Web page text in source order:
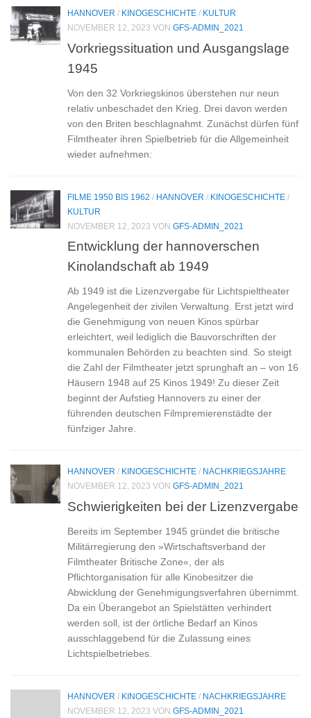
HANNOVER / KINOGESCHICHTE / KULTUR
NOVEMBER 12, 2023 VON GFS-ADMIN_2021
Vorkriegssituation und Ausgangslage
1945
Von den 32 Vorkriegskinos überstehen nur neun
relativ unbeschadet den Krieg. Drei davon werden
von den Briten beschlagnahmt. Zunächst dürfen fünf
Filmtheater ihren Spielbetrieb für die Allgemeinheit
wieder aufnehmen:
FILME 1950 BIS 1962 / HANNOVER / KINOGESCHICHTE /
KULTUR
NOVEMBER 12, 2023 VON GFS-ADMIN_2021
Entwicklung der hannoverschen
Kinolandschaft ab 1949
Ab 1949 ist die Lizenzvergabe für Lichtspieltheater
Angelegenheit der zivilen Verwaltung. Erst jetzt wird
die Genehmigung von neuen Kinos spürbar
erleichtert, weil lediglich die Bauvorschriften der
kommunalen Behörden zu beachten sind. So steigt
die Zahl der Filmtheater jetzt sprunghaft an – von 16
Häusern 1948 auf 25 Kinos 1949! Zu dieser Zeit
beginnt der Aufstieg Hannovers zu einer der
führenden deutschen Filmpremierenstädte der
fünfziger Jahre.
HANNOVER / KINOGESCHICHTE / NACHKRIEGSJAHRE
NOVEMBER 12, 2023 VON GFS-ADMIN_2021
Schwierigkeiten bei der Lizenzvergabe
Bereits im September 1945 gründet die britische
Militärregierung den »Wirtschaftsverband der
Filmtheater Britische Zone«, der als
Pflichtorganisation für alle Kinobesitzer die
Abwicklung der Genehmigungsverfahren übernimmt.
Da ein Überangebot an Spielstätten verhindert
werden soll, ist der örtliche Bedarf an Kinos
ausschlaggebend für die Zulassung eines
Lichtspielbetriebes.
HANNOVER / KINOGESCHICHTE / NACHKRIEGSJAHRE
NOVEMBER 12, 2023 VON GFS-ADMIN_2021